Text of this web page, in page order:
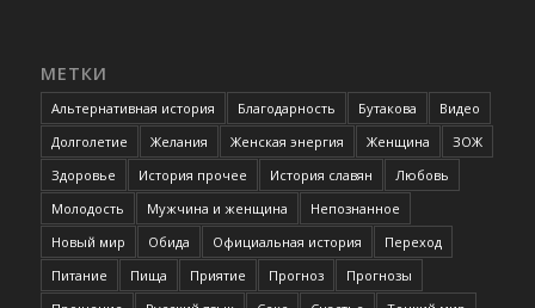
МЕТКИ
Альтернативная история Благодарность Бутакова
Видео
Долголетие
Желания Женская энергия Женщина
ЗОЖ
Здоровье
История прочее История славян
Любовь
Молодость
Мужчина и женщина
Непознанное
Новый мир
Обида Официальная история
Переход
Питание
Пища Приятие Прогноз
Прогнозы